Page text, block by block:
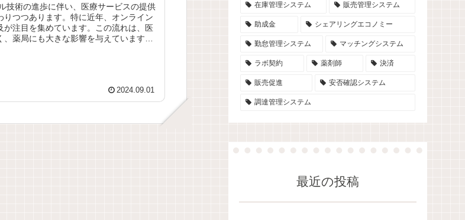
技術の進歩に伴い、医療サービスの提供
りつつあります。特に近年、オンライン
が注目を集めています。この流れは、医
、薬局にも大きな影響を与えています。
2024.09.01
在庫管理システム 販売管理システム
助成金 シェアリングエコノミー
勤怠管理システム マッチングシステム
ラボ契約 薬剤師 決済
販売促進 安否確認システム
調達管理システム
最近の投稿